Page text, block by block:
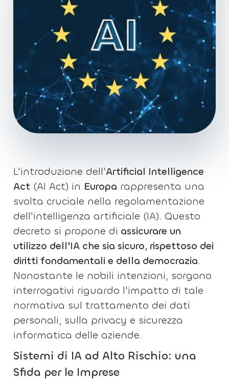
L'introduzione dell'Artificial Intelligence
Act (AI Act) in Europa rappresenta una
svolta cruciale nella regolamentazione
dell'intelligenza artificiale (IA). Questo
decreto si propone di assicurare un
utilizzo dell'IA che sia sicuro, rispettoso dei
diritti fondamentali e della democrazia.
Nonostante le nobili intenzioni, sorgono
interrogativi riguardo l'impatto di tale
normativa sul trattamento dei dati
personali, sulla privacy e sicurezza
informatica delle aziende.
Sistemi di IA ad Alto Rischio: una
Sfida per le Imprese